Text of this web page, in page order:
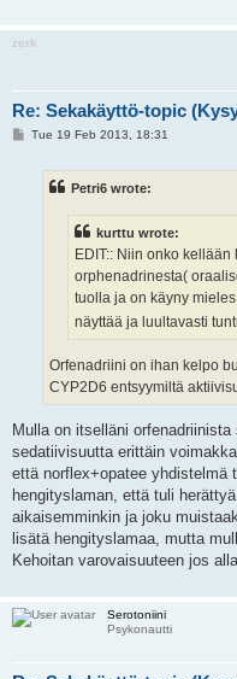
zerk
Re: Sekakäyttö-topic
PTue 19 Feb 2013, 18:31
Petri6 wrote:
kurttu wrote:
EDIT:: Niin onko
orphenadrinesta(
tuolla ja on käyny
näyttää ja luultavasti
Orfenadriini on ihan kelpo
CYP2D6 entsyymiltä
Mulla on itselläni
sedatiivisuutta erittäin
että norflex+opatee yhdistelmä
hengityslaman, että tuli
aikaisemminkin ja joku
lisätä hengityslamaa, mutta
Kehoitan varovaisuuteen jos
Serotoniini
Psykonautti